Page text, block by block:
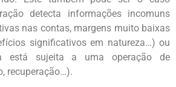
detecta informações incomuns
nas contas, margens muito baixas
significativos em natureza…) ou
está sujeita a uma operação de
recuperação…).